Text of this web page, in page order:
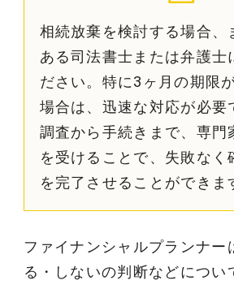
相続放棄を検討する場合、
ある司法書士または弁護士
ださい。特に3ヶ月の期限
場合は、迅速な対応が必要
調査から手続きまで、専門
を受けることで、失敗なく
を完了させることができま
ファイナンシャルプランナー
る・しないの判断などについ